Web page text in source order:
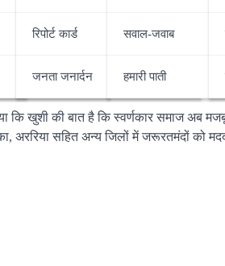
रिपोर्ट कार्ड
जनता जनार्दन
सवाल-जवाब
हमारी पाती
ठाकुर के निर्देश पर गुरुवार को बेगूसराय
लेकर रामप्रसाद ठाकुर के आवास पर ठाकुर
जबकि मंच संचालन अजीत ठाकुर कर रहे थे।
कि खुशी की बात है कि स्वर्णकार समाज अब
अररिया सहित अन्य जिलों में जरूरतमंदों को